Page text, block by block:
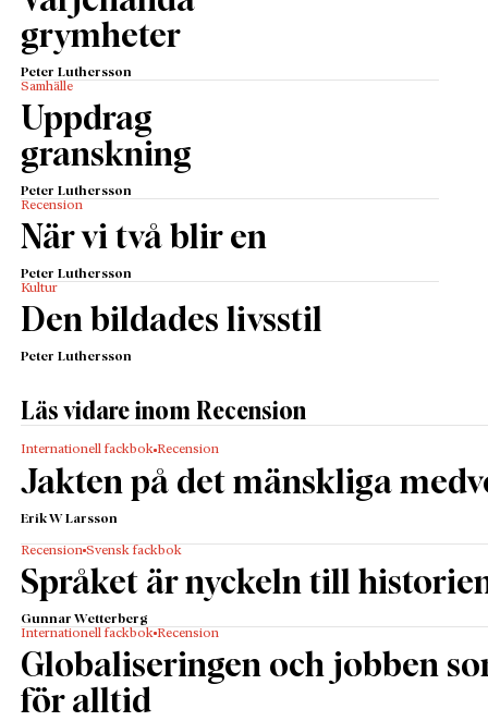
grymheter
Peter Luthersson
Samhälle
Uppdrag
granskning
Peter Luthersson
Recension
När vi två blir en
Peter Luthersson
Kultur
Den bildades livsstil
Peter Luthersson
Läs vidare inom Recension
Internationell fackbok Recension
Jakten på det mänskliga
Erik W Larsson
Recension Svensk fackbok
Språket är nyckeln till
Gunnar Wetterberg
Internationell fackbok Recension
Globaliseringen och jobben
för alltid